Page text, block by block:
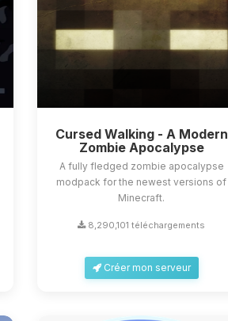
Cursed Walking - A Modern
Zombie Apocalypse
A fully fledged zombie apocalypse
modpack for the newest versions of
Minecraft.
8,290,101 téléchargements
Créer mon serveur